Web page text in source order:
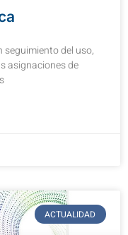
seguimiento del uso,
asignaciones de
ACTUALIDAD